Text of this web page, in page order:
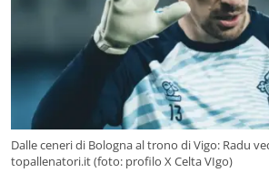
Dalle ceneri di Bologna al trono di Vigo: Radu
topallenatori.it (foto: profilo X Celta VIgo)